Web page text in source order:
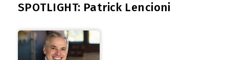
SPOTLIGHT: Patrick Lencioni